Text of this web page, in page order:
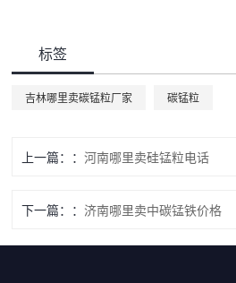
标签
吉林哪里卖碳锰粒厂家 碳锰粒
上一篇： 河南哪里卖硅锰粒电话
下一篇： 济南哪里卖中碳锰铁价格